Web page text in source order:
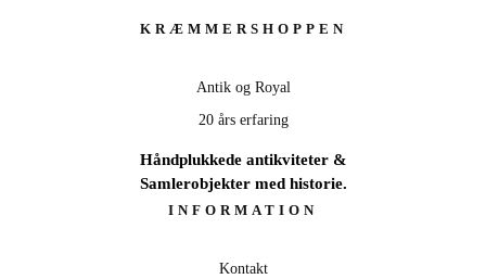
KRÆMMERSHOPPEN
Antik og Royal
20 års erfaring
Håndplukkede antikviteter &
Samlerobjekter med historie.
INFORMATION
Kontakt